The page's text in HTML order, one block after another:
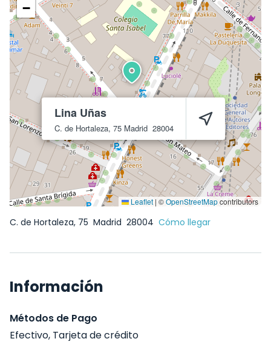
Lina Uñas
C. de Hortaleza, 75 Madrid 28004
−
Leaflet | ©OpenStreetMapcontributors
C. de Hortaleza, 75 Madrid 28004 Cómo llegar
Información
Métodos de Pago
Efectivo, Tarjeta de crédito